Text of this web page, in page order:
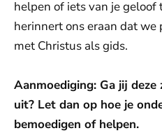
helpen of iets van je geloof
herinnert ons eraan dat
met Christus als gids.
Aanmoediging: Ga jij
uit? Let dan op hoe je
bemoedigen of helpen.